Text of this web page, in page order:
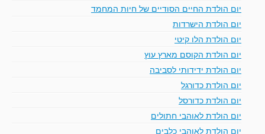
יום הולדת החיים הסודיים של חיות המחמד
יום הולדת הישרדות
יום הולדת הלו קיטי
יום הולדת הקוסם מארץ עוץ
יום הולדת ידידותי לסביבה
יום הולדת כדורגל
יום הולדת כדורסל
יום הולדת לאוהבי חתולים
יום הולדת לאוהבי כלבים